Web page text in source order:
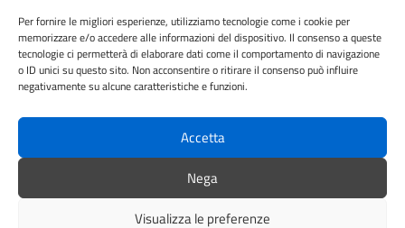
Per fornire le migliori esperienze, utilizziamo tecnologie come i cookie per
memorizzare e/o accedere alle informazioni del dispositivo. Il consenso a queste
tecnologie ci permetterà di elaborare dati come il comportamento di navigazione
o ID unici su questo sito. Non acconsentire o ritirare il consenso può influire
negativamente su alcune caratteristiche e funzioni.
Accetta
Nega
Visualizza le preferenze
Segnalazione disservizio
Richiesta assistenza
Feedback
Amministrazione Trasparente
Albo Pretorio
Informativa privacy
Dichiarazione di accessibilità